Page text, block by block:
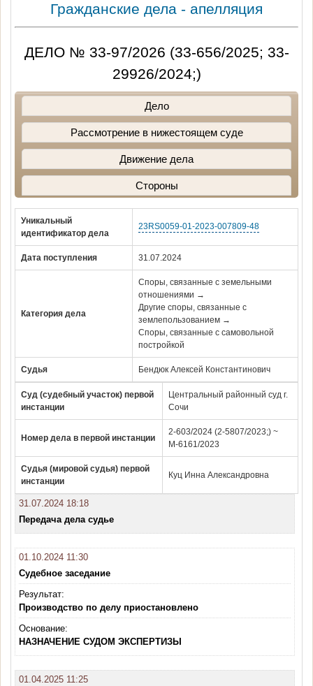
Гражданские дела - апелляция
ДЕЛО № 33-97/2026 (33-656/2025; 33-
29926/2024;)
Дело
Рассмотрение в нижестоящем суде
Движение дела
Стороны
Уникальный
идентификатор дела
23RS0059-01-2023-007809-48
Дата поступления 31.07.2024
Категория дела
Споры, связанные с земельными
отношениями →
Другие споры, связанные с
землепользованием →
Споры, связанные с самовольной
постройкой
Судья Бендюк Алексей Константинович
Суд (судебный участок) первой
инстанции
Центральный районный суд г.
Сочи
Номер дела в первой инстанции
2-603/2024 (2-5807/2023;) ~
М-6161/2023
Судья (мировой судья) первой
инстанции
Куц Инна Александровна
31.07.2024 18:18
Передача дела судье
01.10.2024 11:30
Судебное заседание
Результат:
Производство по делу приостановлено
Основание:
НАЗНАЧЕНИЕ СУДОМ ЭКСПЕРТИЗЫ
01.04.2025 11:25